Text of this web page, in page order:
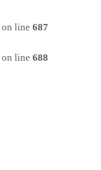
on line 687
on line 688